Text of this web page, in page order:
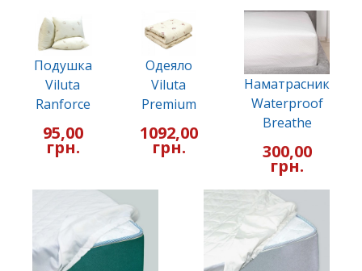
Подушка
Viluta
Ranforce
95,00
грн.
Одеяло
Viluta
Premium
1092,00
грн.
Наматрасник
Waterproof
Breathe
300,00
грн.